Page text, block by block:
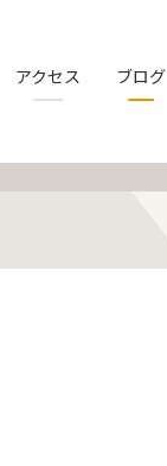
アクセス ブログ